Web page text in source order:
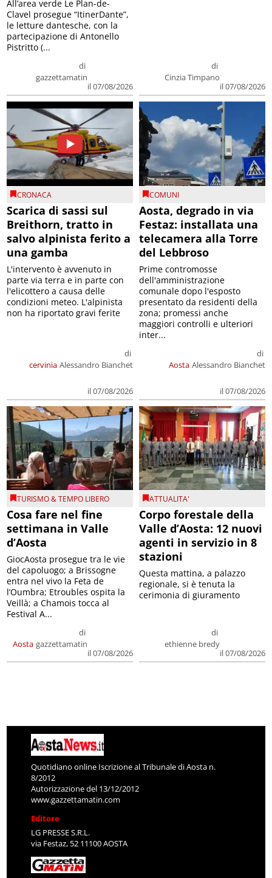
di
gazzettamatin
il 07/08/2026
All’area verde Le Plan-de-
Clavel prosegue “ItinerDante”,
le letture dantesche, con la
partecipazione di Antonello
Pistritto (...
di
Cinzia Timpano
il 07/08/2026
CRONACA
Scarica di sassi sul
Breithorn, tratto in
salvo alpinista ferito a
una gamba
cervinia
di
Alessandro Bianchet
il 07/08/2026
L'intervento è avvenuto in
parte via terra e in parte con
l'elicottero a causa delle
condizioni meteo. L'alpinista
non ha riportato gravi ferite
COMUNI
Aosta, degrado in via
Festaz: installata una
telecamera alla Torre
del Lebbroso
Aosta
di
Alessandro Bianchet
il 07/08/2026
Prime contromosse
dell'amministrazione
comunale dopo l'esposto
presentato da residenti della
zona; promessi anche
maggiori controlli e ulteriori
inter...
TURISMO & TEMPO LIBERO
Cosa fare nel fine
settimana in Valle
d’Aosta
Aosta
di
gazzettamatin
il 07/08/2026
GiocAosta prosegue tra le vie
del capoluogo; a Brissogne
entra nel vivo la Feta de
l’Oumbra; Etroubles ospita la
Veillà; a Chamois tocca al
Festival A...
ATTUALITA'
Corpo forestale della
Valle d’Aosta: 12 nuovi
agenti in servizio in 8
stazioni
di
ethienne bredy
il 07/08/2026
Questa mattina, a palazzo
regionale, si è tenuta la
cerimonia di giuramento
Quotidiano online Iscrizione al Tribunale di Aosta n.
8/2012
Autorizzazione del 13/12/2012
www.gazzettamatin.com
Editore
LG PRESSE S.R.L.
via Festaz, 52 11100 AOSTA